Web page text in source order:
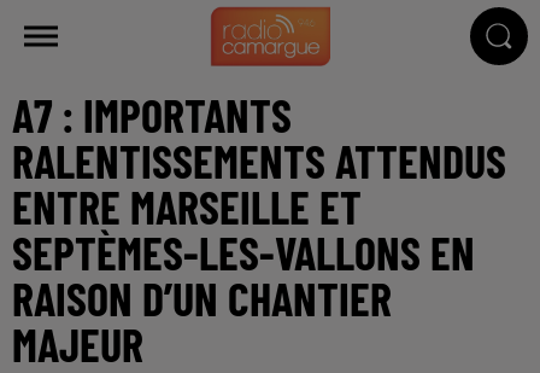
A7 : IMPORTANTS
RALENTISSEMENTS ATTENDUS
ENTRE MARSEILLE ET
SEPTÈMES-LES-VALLONS EN
RAISON D’UN CHANTIER
MAJEUR